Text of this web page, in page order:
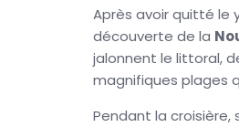
À la fin de votre
appréciation de la
balade bateau
préparez-vous à
Après avoir quitté le
découverte de la
jalonnent le littoral,
magnifiques plages
Pendant la croisière,